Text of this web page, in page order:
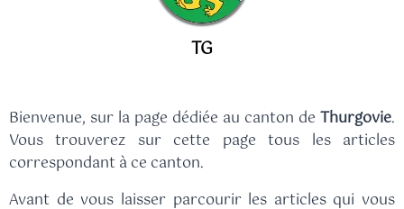
TG
Bienvenue, sur la page dédiée au canton de Thurgovie.
Vous trouverez sur cette page tous les articles
correspondant à ce canton.
Avant de vous laisser parcourir les articles qui vous